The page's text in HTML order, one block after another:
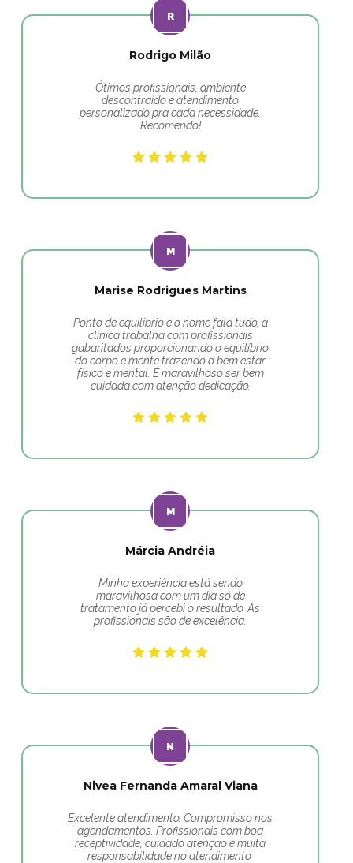
Rodrigo Milão
Ótimos profissionais, ambiente
descontraído e atendimento
personalizado pra cada necessidade.
Recomendo!
Marise Rodrigues Martins
Ponto de equilibrio e o nome fala tudo, a
clínica trabalha com profissionais
gabaritados proporcionando o equilíbrio
do corpo e mente trazendo o bem estar
físico e mental. É maravilhoso ser bem
cuidada com atenção dedicação.
Márcia Andréia
Minha experiência está sendo
maravilhosa com um dia só de
tratamento já percebi o resultado. As
profissionais são de excelência.
Nivea Fernanda Amaral Viana
Excelente atendimento. Compromisso nos
agendamentos. Profissionais com boa
receptividade, cuidado atenção e muita
responsabilidade no atendimento.